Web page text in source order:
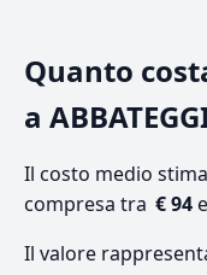
Quanto
a
Il costo medio
compresa tra € 94e
Il valore